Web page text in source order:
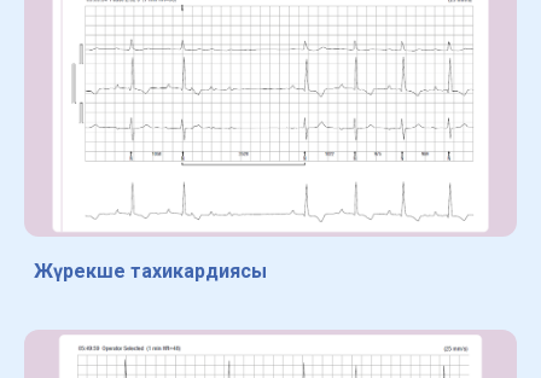
Жүрекше тахикардиясы